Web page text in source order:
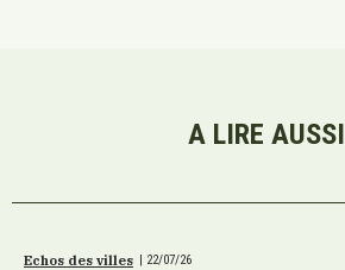
A LIRE AUSSI
Echos des villes | 22/07/26